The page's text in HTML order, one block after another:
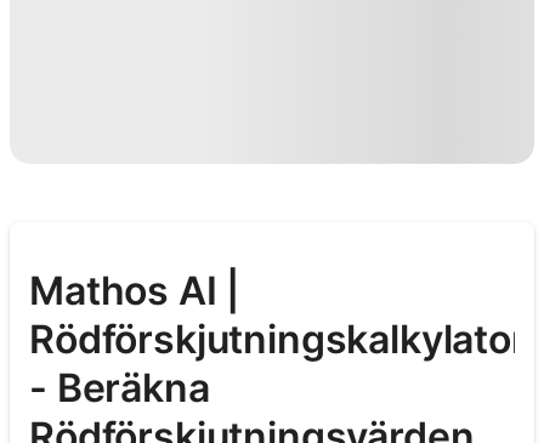
Mathos AI |
Rödförskjutningskalkylator
- Beräkna